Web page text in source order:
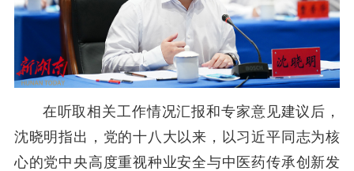
在听取相关工作情况汇报和专家意见建议后，
沈晓明指出，党的十八大以来，以习近平同志为核
心的党中央高度重视种业安全与中医药传承创新发